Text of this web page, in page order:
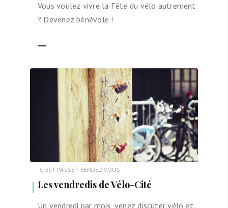
Vous voulez vivre la Fête du vélo autrement
? Devenez bénévole !
C'EST PASSÉ | RENDEZ-VOUS
Les vendredis de Vélo-Cité
Un vendredi par mois, venez discuter vélo et